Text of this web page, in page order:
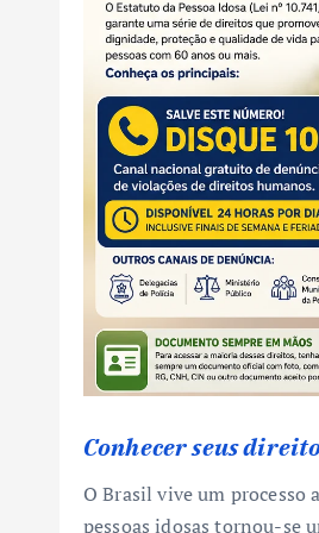
Conhecer seus
O Brasil vive um processo
pessoas idosas tornou-se